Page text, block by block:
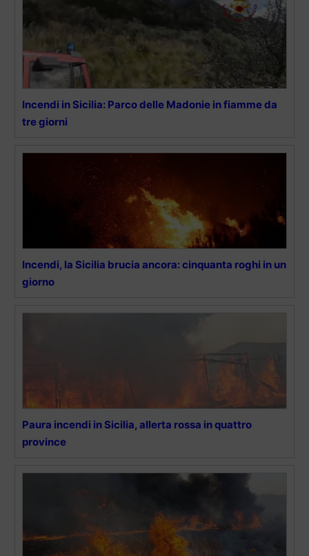
Incendi in Sicilia: Parco delle Madonie in fiamme da
tre giorni
Incendi, la Sicilia brucia ancora: cinquanta roghi in un
giorno
Paura incendi in Sicilia, allerta rossa in quattro
province